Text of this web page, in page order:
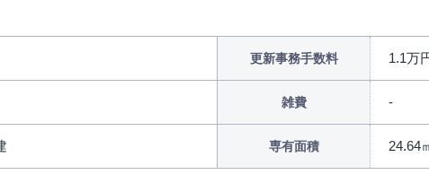
更新事務手数料 1.1万
雑費
専有面積 24.64